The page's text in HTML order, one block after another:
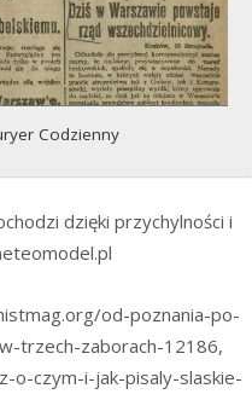
Codzienny
dzięki przychylności i
od-poznania-po-
trzech-zaborach-12186,
o-czym-i-jak-pisaly-slaskie-